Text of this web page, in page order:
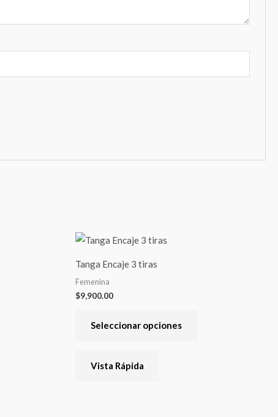
Tanga Encaje 3 tiras
Femenina
$9,900.00
Seleccionar opciones
Vista Rápida